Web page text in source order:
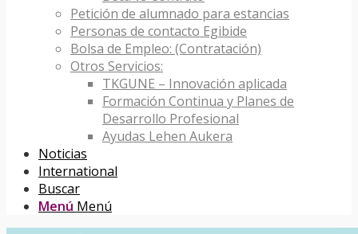
Petición de alumnado para estancias
Personas de contacto Egibide
Bolsa de Empleo: (Contratación)
Otros Servicios:
TKGUNE – Innovación aplicada
Formación Continua y Planes de
Desarrollo Profesional
Ayudas Lehen Aukera
Noticias
International
Buscar
Menú Menú